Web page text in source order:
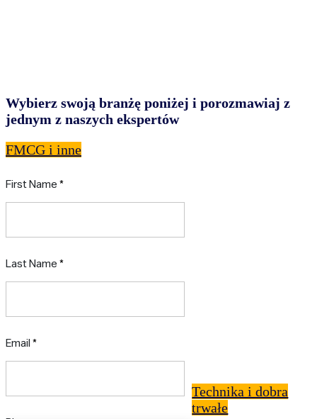
Wybierz swoją branżę poniżej i porozmawiaj z
jednym z naszych ekspertów
FMCG i inne
Technika i dobra
trwałe